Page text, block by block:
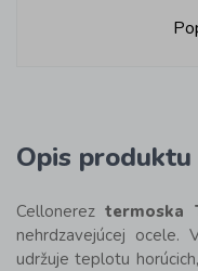
Opis produktu
Cellonereztermoska
nehrdzavejúcej
udržuje teplotu